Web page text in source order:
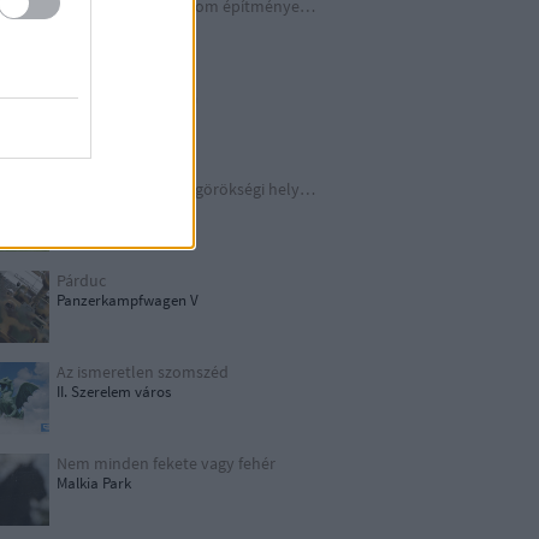
A Harmadik Birodalom építményei X.
Schindler legendája
TOP 10 európai világörökségi helyszín
Párduc
Panzerkampfwagen V
Az ismeretlen szomszéd
II. Szerelem város
Nem minden fekete vagy fehér
Malkia Park